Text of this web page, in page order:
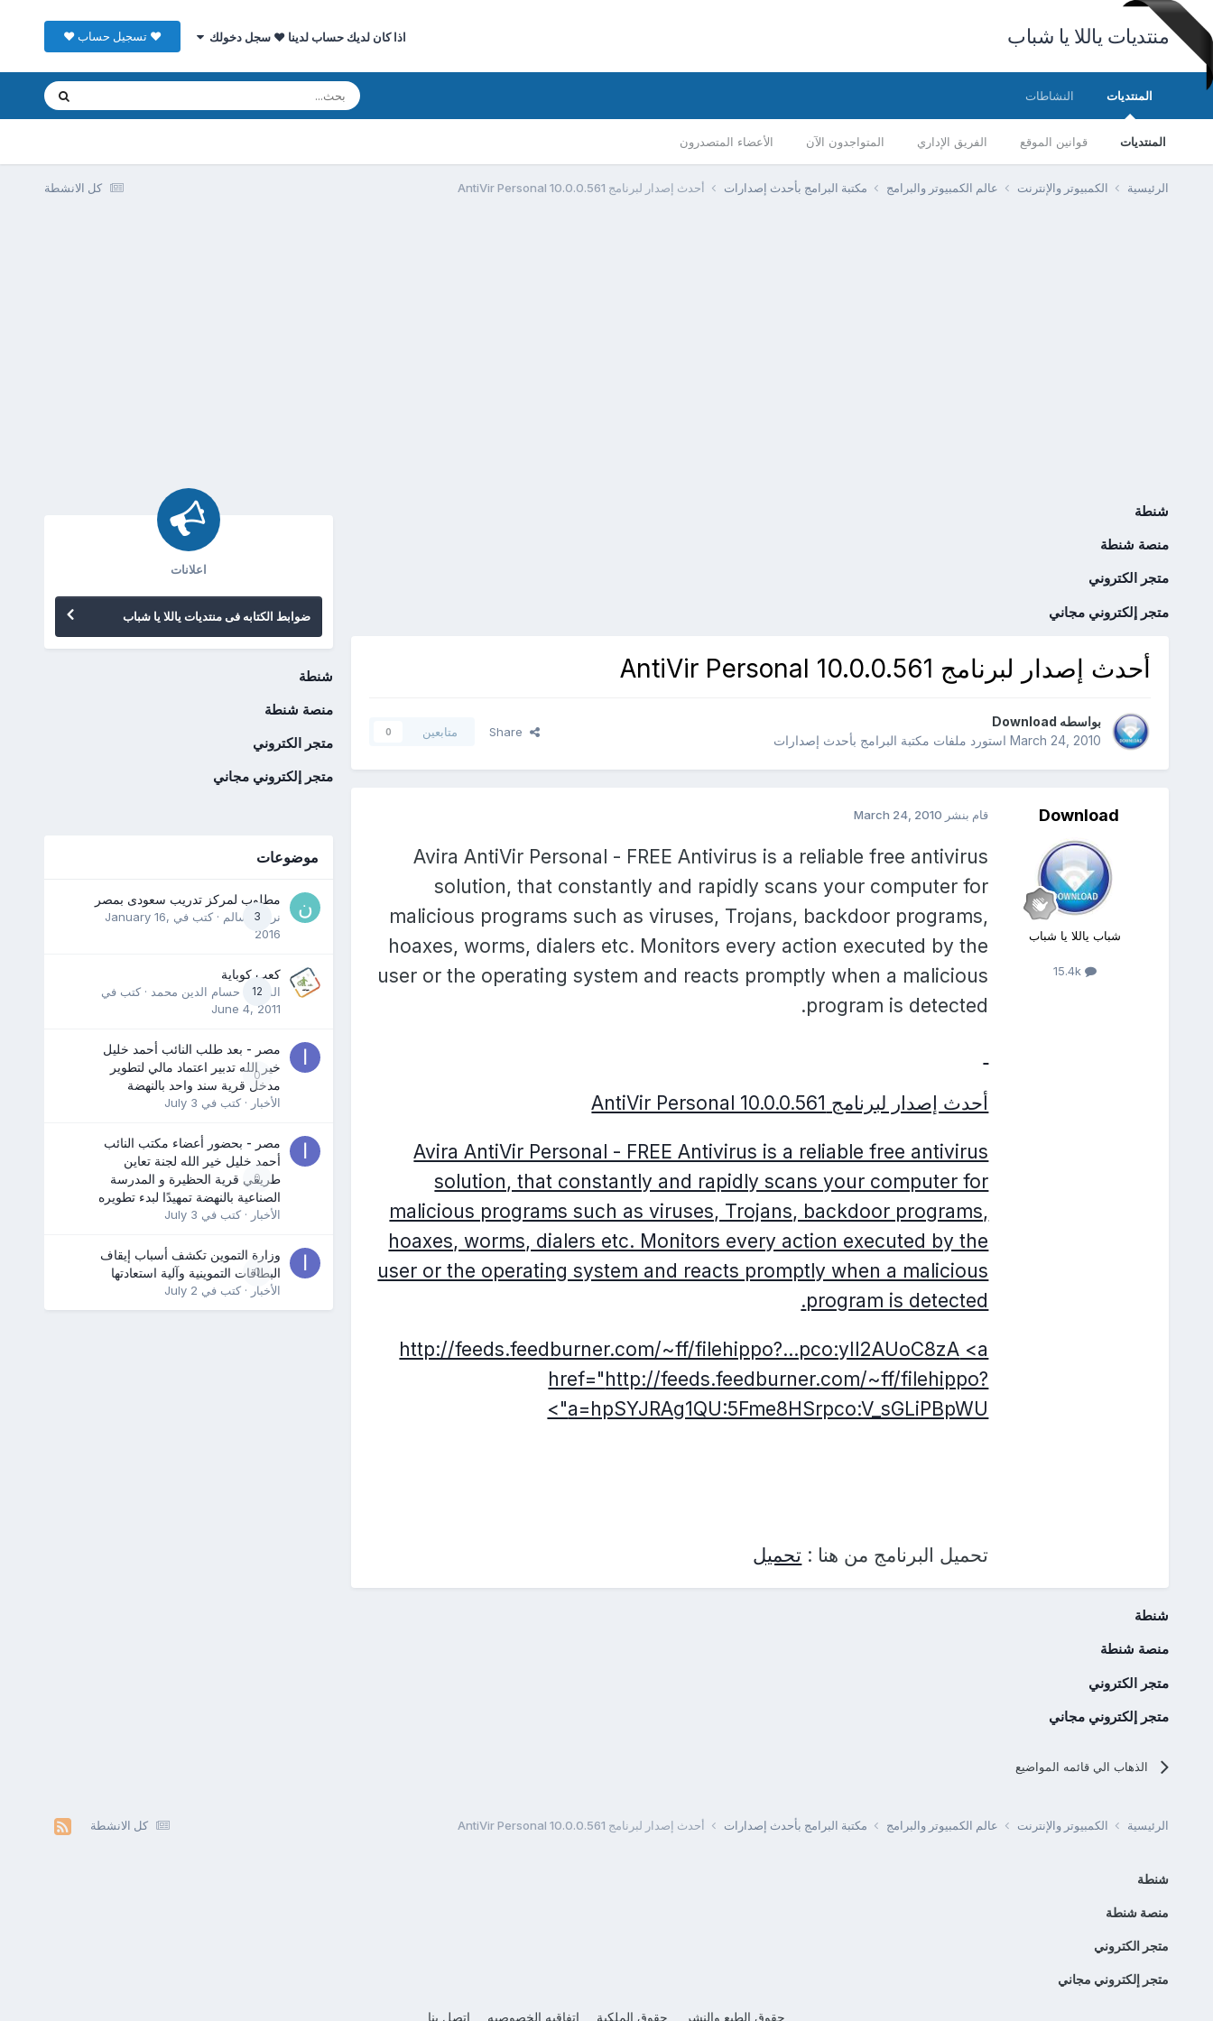
منتديات ياللا يا شباب اذا كان لديك حساب لدينا ♥ سجل دخولك ♥ تسجيل حساب ♥
المنتديات
المنتديات قوانين الموقع الفريق الإداري المتواجدون الآن الأعضاء المتصدرون
النشاطات
كل الانشطة الرئيسية الكمبيوتر والإنترنت عالم الكمبيوتر والبرامج مكتبة البرامج بأحدث إصدارات أحدث إصدار لبرنامج AntiVir Personal 10.0.0.561
شنطة
منصة شنطة
متجر الكتروني
متجر إلكتروني مجاني
أحدث إصدار لبرنامج AntiVir Personal 10.0.0.561
بواسطه Download
March 24, 2010استورد ملفات مكتبة البرامج بأحدث إصدارات
Share متابعين 0
Download
شباب ياللا يا شباب
15.4k
قام بنشر March 24, 2010
Avira AntiVir Personal - FREE Antivirus is a reliable free antivirus
solution, that constantly and rapidly scans your computer for
malicious programs such as viruses, Trojans, backdoor programs,
hoaxes, worms, dialers etc. Monitors every action executed by the
user or the operating system and reacts promptly when a malicious
program is detected.
أحدث إصدار لبرنامج AntiVir Personal 10.0.0.561
Avira AntiVir Personal - FREE Antivirus is a reliable free antivirus
solution, that constantly and rapidly scans your computer for
malicious programs such as viruses, Trojans, backdoor programs,
hoaxes, worms, dialers etc. Monitors every action executed by the
user or the operating system and reacts promptly when a malicious
program is detected.
http://feeds.feedburner.com/~ff/filehippo?...pco:yIl2AUoC8zA <a
href="http://feeds.feedburner.com/~ff/filehippo?
a=hpSYJRAg1QU:5Fme8HSrpco:V_sGLiPBpWU">
تحميل البرنامج من هنا : تحميل
شنطة
منصة شنطة
متجر الكتروني
متجر إلكتروني مجاني
الذهاب الي قائمه المواضيع
اعلانات
ضوابط الكتابه فى منتديات ياللا يا شباب
شنطة
منصة شنطة
متجر الكتروني
متجر إلكتروني مجاني
موضوعات
3
مطلوب لمركز تدريب سعودى بمصر
نرمين سالم · كتب في January 16,
2016
12
كعب كوباية
المدرب حسام الدين محمد · كتب في
June 4, 2011
0
مصر - بعد طلب النائب أحمد خليل
خير الله تدبير اعتماد مالي لتطوير
مدخل قرية سند واحد بالنهضة
الأخبار · كتب في July 3
0
مصر - بحضور أعضاء مكتب النائب
أحمد خليل خير الله لجنة تعاين
طريقي قرية الحظيرة و المدرسة
الصناعية بالنهضة تمهيدًا لبدء تطويره
الأخبار · كتب في July 3
0
وزارة التموين تكشف أسباب إيقاف
البطاقات التموينية وآلية استعادتها
الأخبار · كتب في July 2
كل الانشطة الرئيسية الكمبيوتر والإنترنت عالم الكمبيوتر والبرامج مكتبة البرامج بأحدث إصدارات أحدث إصدار لبرنامج AntiVir Personal 10.0.0.561
شنطة
منصة شنطة
متجر الكتروني
متجر إلكتروني مجاني
حقوق الطبع والنشر حقوق الملكية اتفاقيه الخصوصيه إتصل بنا